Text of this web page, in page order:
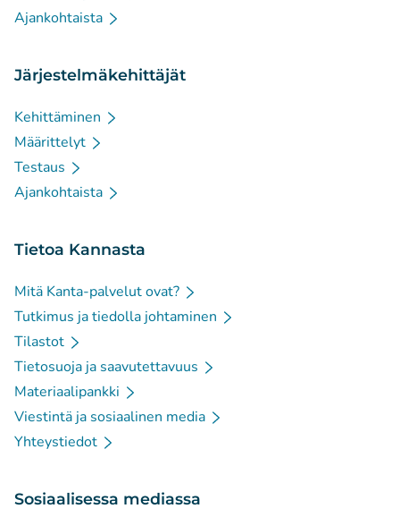
Ajankohtaista
Järjestelmäkehittäjät
Kehittäminen
Määrittelyt
Testaus
Ajankohtaista
Tietoa Kannasta
Mitä Kanta-palvelut ovat?
Tutkimus ja tiedolla johtaminen
Tilastot
Tietosuoja ja saavutettavuus
Materiaalipankki
Viestintä ja sosiaalinen media
Yhteystiedot
Sosiaalisessa mediassa